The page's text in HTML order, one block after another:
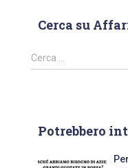
Cerca su
Cerca …
Potrebbero